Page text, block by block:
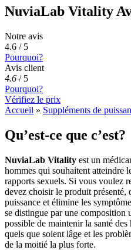
NuviaLab Vitality
Notre avis
4.6 / 5
Pourquoi?
Avis client
4.6 / 5
Pourquoi?
Vérifiez le prix
Accueil » Suppléments de
Qu’est-ce que c’est?
NuviaLab Vitality est un
hommes qui souhaitent atteindre
rapports sexuels. Si vous voulez
devez choisir le produit présenté,
puissance et élimine les
se distingue par une composition
possible de maintenir la santé
quels que soient lâge et les
de la moitié la plus forte.